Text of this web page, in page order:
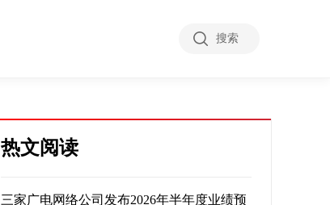
搜索
热文阅读
三家广电网络公司发布2026年半年度业绩预